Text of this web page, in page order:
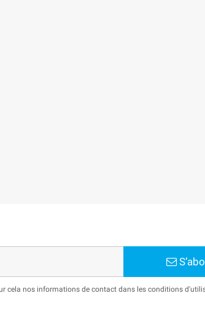
cela nos informations de contact dans les conditions